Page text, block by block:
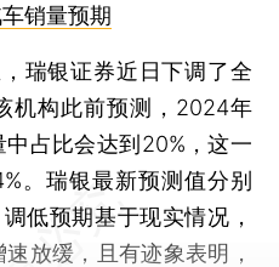
销量预期
银证券近日下调了全
机构此前预测，2024年
占比会达到20%，这一
。瑞银最新预测值分别
低预期基于现实情况，
放缓，且有迹象表明，